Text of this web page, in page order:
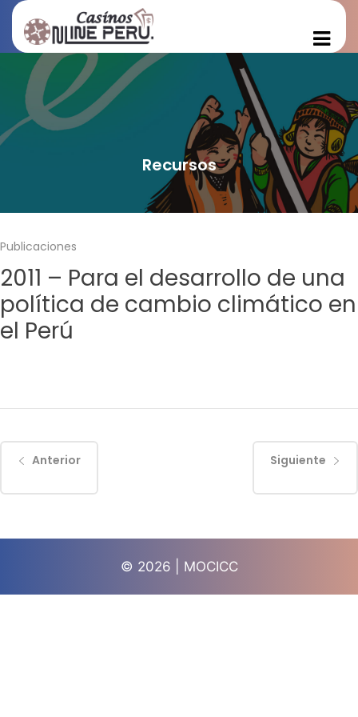
Recursos
Publicaciones
2011 – Para el desarrollo de una
política de cambio climático en
el Perú
Anterior Siguiente
© 2026 | MOCICC